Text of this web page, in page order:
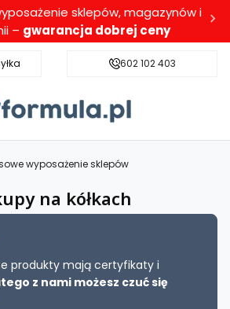
sklepów, magazynów i
– gwarancja dobrej ceny
Darmowa dostawa dla wybranych
602 102 403
wyposażenie sklepów
na kółkach
produkty mają certyfikaty i
z nami możesz czuć się